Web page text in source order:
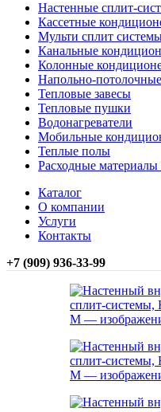
Настенные сплит-
Кассетные
Мульти сплит
Канальные
Колонные
Напольно-
Тепловые завесы
Тепловые пушки
Водонагреватели
Мобильные
Теплые полы
Расходные материалы
Каталог
О компании
Услуги
Контакты
+7 (909) 936-33-99